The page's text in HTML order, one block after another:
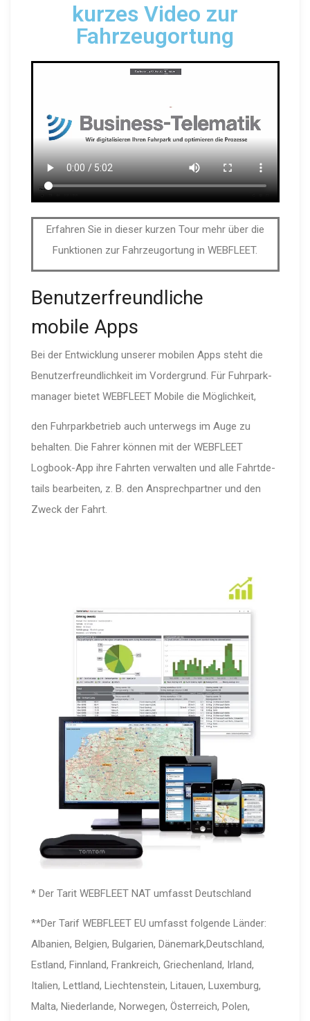
kurzes Video zur
Fahrzeugortung
Erfahren Sie in dieser kurzen Tour mehr über die
Funktionen zur Fahrzeugortung in WEBFLEET.
Benut­zer­freund­liche
mobile Apps
Bei der Entwicklung unserer mobilen Apps steht die
Benut­zer­freund­lichkeit im Vordergrund. Für Fuhrpark­
ma­nager bietet WEBFLEET Mobile die Möglichkeit,
den Fuhrpark­be­trieb auch unterwegs im Auge zu
behalten. Die Fahrer können mit der WEBFLEET
Logbook-App ihre Fahrten verwalten und alle Fahrt­de­
tails bearbeiten, z. B. den Ansprech­partner und den
Zweck der Fahrt.
* Der Tarit WEBFLEET NAT umfasst Deutschland
**Der Tarif WEBFLEET EU umfasst folgende Länder:
Albanien, Belgien, Bulgarien, Dänemark,Deutschland,
Estland, Finnland, Frankreich, Griechenland, Irland,
Italien, Lettland, Liechtenstein, Litauen, Luxemburg,
Malta, Niederlande, Norwegen, Österreich, Polen,